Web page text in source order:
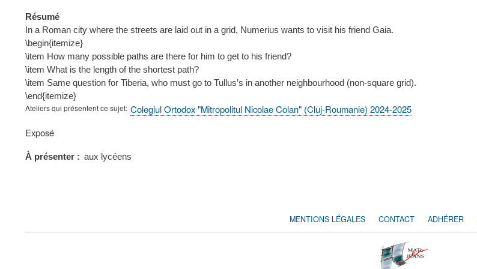
Résumé
In a Roman city where the streets are laid out in a grid, Numerius wants to visit his friend Gaia.
\begin{itemize}
\item How many possible paths are there for him to get to his friend?
\item What is the length of the shortest path?
\item Same question for Tiberia, who must go to Tullus’s in another neighbourhood (non-square grid).
\end{itemize}
Ateliers qui présentent ce sujet Colegiul Ortodox "Mitropolitul Nicolae Colan" (Cluj-Roumanie) 2024-2025
Type
présentation
Exposé
À présenter aux lycéens
FOOTER
MENTIONS LÉGALES CONTACT ADHÉRER